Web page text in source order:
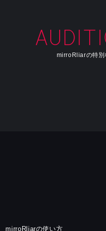
mirroRliarの特別
mirroRliarの使い方